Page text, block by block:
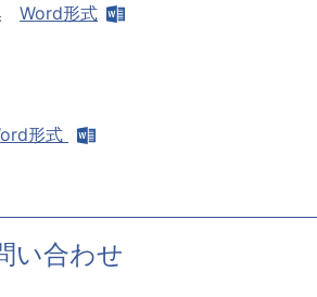
Word形式
形式
い合わせ